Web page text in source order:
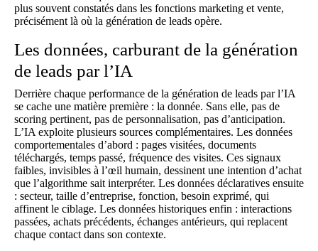
plus souvent constatés dans les fonctions marketing et vente,
précisément là où la génération de leads opère.
Les données, carburant de la génération
de leads par l’IA
Derrière chaque performance de la génération de leads par l’IA
se cache une matière première : la donnée. Sans elle, pas de
scoring pertinent, pas de personnalisation, pas d’anticipation.
L’IA exploite plusieurs sources complémentaires. Les données
comportementales d’abord : pages visitées, documents
téléchargés, temps passé, fréquence des visites. Ces signaux
faibles, invisibles à l’œil humain, dessinent une intention d’achat
que l’algorithme sait interpréter. Les données déclaratives ensuite
: secteur, taille d’entreprise, fonction, besoin exprimé, qui
affinent le ciblage. Les données historiques enfin : interactions
passées, achats précédents, échanges antérieurs, qui replacent
chaque contact dans son contexte.